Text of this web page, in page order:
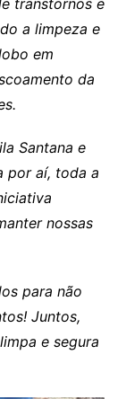
transtornos e
a limpeza e
em
da
Santana e
por aí, toda a
nossas
para não
Juntos,
e segura